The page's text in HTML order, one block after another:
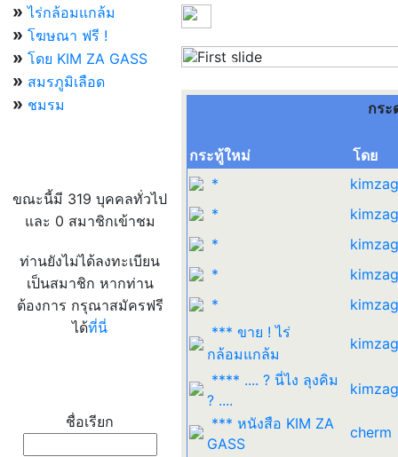
» ไร่กล้อมแกล้ม
» โฆษณา ฟรี !
» โดย KIM ZA GASS
» สมรภูมิเลือด
» ชมรม
ขณะนี้มี 319 บุคคลทั่วไป
และ 0 สมาชิกเข้าชม
ท่านยังไม่ได้ลงทะเบียน
เป็นสมาชิก หากท่าน
ต้องการ กรุณาสมัครฟรี
ได้ที่นี่
ชื่อเรียก
Previous
กร
กระทู้ใหม่
โดย
*
*
*
*
*
*** ขาย ! ไร่
กล้อมแกล้ม
**** .... ? นี่ไง ลุงคิม
? ....
*** หนังสือ KIM ZA
GASS
cherm